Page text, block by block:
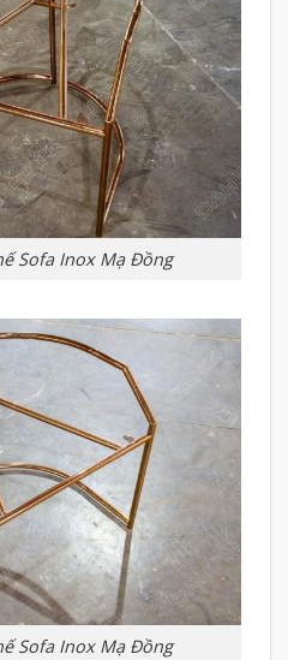
Sofa Inox Mạ Đồng
Sofa Inox Mạ Đồng